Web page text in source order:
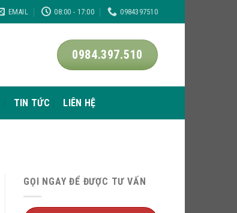
EMAIL 08:00 - 17:00 0984397510
0984.397.510
TIN TỨC LIÊN HỆ
GỌI NGAY ĐỂ ĐƯỢC TƯ VẤN